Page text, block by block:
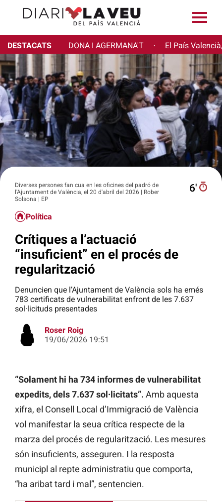
DESTACATS DONA I AGERMANA'T · El País
Diverses persones fan cua en les oficines del padró de
l'Ajuntament de València, el 20 d'abril del 2026 | Rober
Solsona | EP
6′
Política
Crítiques a l’actuació
“insuficient” en el procés de
regularització
Denuncien que l’Ajuntament de València sols ha emés
783 certificats de vulnerabilitat enfront de les 7.637
sol·licituds presentades
Roser Roig
19/06/2026 19:51
“Solament hi ha 734 informes de vulnerabilitat
expedits, dels 7.637 sol·licitats”. Amb aquesta
xifra, el Consell Local d’Immigració de València
vol manifestar la seua crítica respecte de la
marza del procés de regularització. Les mesures
són insuficients, asseguren. I la resposta
municipl al repte administratiu que comporta,
“ha aribat tard i mal”, sentencien.